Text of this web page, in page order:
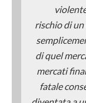
rischio di un
di quel
mercati
fatale